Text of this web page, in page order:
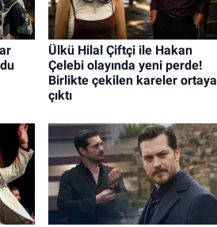
Ülkü Hilal Çiftçi ile Hakan
Çelebi olayında yeni perde!
Birlikte çekilen kareler ortaya
çıktı